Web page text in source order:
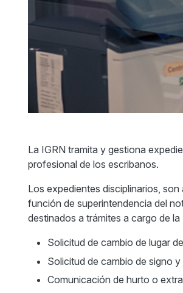
La IGRN tramita y gestiona
profesional de los escribanos.
Los expedientes disciplinarios,
función de superintendencia del
destinados a trámites a cargo de
Solicitud de cambio de lugar
Solicitud de cambio de signo y
Comunicación de hurto o